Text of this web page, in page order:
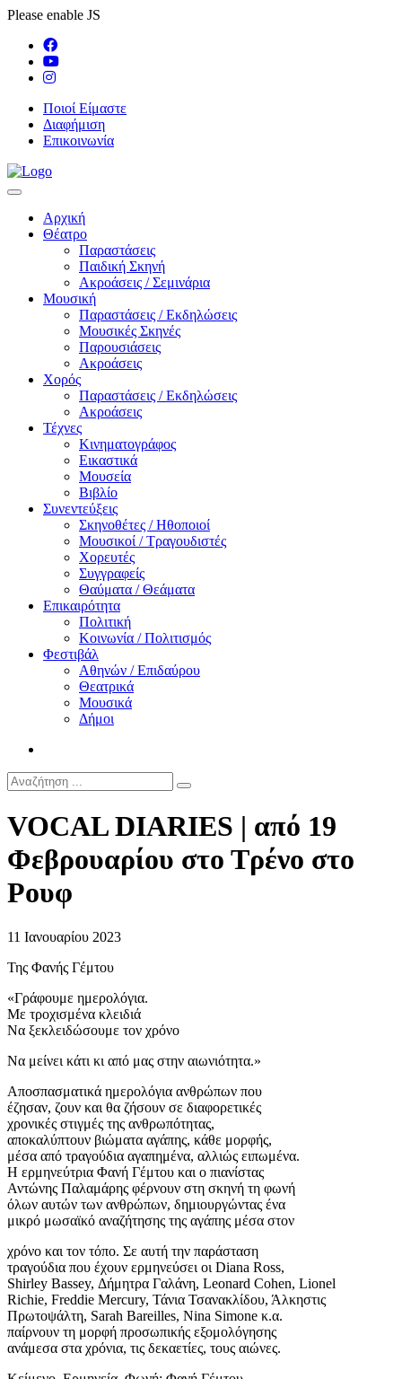
Please enable JS
Ποιοί Είμαστε
Διαφήμιση
Επικοινωνία
Αρχική
Θέατρο
Παραστάσεις
Παιδική Σκηνή
Ακροάσεις / Σεμινάρια
Μουσική
Παραστάσεις / Εκδηλώσεις
Μουσικές Σκηνές
Παρουσιάσεις
Ακροάσεις
Χορός
Παραστάσεις / Εκδηλώσεις
Ακροάσεις
Τέχνες
Κινηματογράφος
Εικαστικά
Μουσεία
Βιβλίο
Συνεντεύξεις
Σκηνοθέτες / Ηθοποιοί
Μουσικοί / Τραγουδιστές
Χορευτές
Συγγραφείς
Θαύματα / Θεάματα
Επικαιρότητα
Πολιτική
Κοινωνία / Πολιτισμός
Φεστιβάλ
Αθηνών / Επιδαύρου
Θεατρικά
Μουσικά
Δήμοι
VOCAL DIARIES | από 19
Φεβρουαρίου στο Τρένο στο
Ρουφ
11 Ιανουαρίου 2023
Της Φανής Γέμτου
«Γράφουμε ημερολόγια.
Με τροχισμένα κλειδιά
Να ξεκλειδώσουμε τον χρόνο
Να μείνει κάτι κι από μας στην αιωνιότητα.»
Αποσπασματικά ημερολόγια ανθρώπων που
έζησαν, ζουν και θα ζήσουν σε διαφορετικές
χρονικές στιγμές της ανθρωπότητας,
αποκαλύπτουν βιώματα αγάπης, κάθε μορφής,
μέσα από τραγούδια αγαπημένα, αλλιώς ειπωμένα.
Η ερμηνεύτρια Φανή Γέμτου και ο πιανίστας
Αντώνης Παλαμάρης φέρνουν στη σκηνή τη φωνή
όλων αυτών των ανθρώπων, δημιουργώντας ένα
μικρό μωσαϊκό αναζήτησης της αγάπης μέσα στον
χρόνο και τον τόπο. Σε αυτή την παράσταση
τραγούδια που έχουν ερμηνεύσει οι Diana Ross,
Shirley Bassey, Δήμητρα Γαλάνη, Leonard Cohen, Lionel
Richie, Freddie Mercury, Τάνια Τσανακλίδου, Άλκηστις
Πρωτοψάλτη, Sarah Bareilles, Nina Simone κ.α.
παίρνουν τη μορφή προσωπικής εξομολόγησης
ανάμεσα στα χρόνια, τις δεκαετίες, τους αιώνες.